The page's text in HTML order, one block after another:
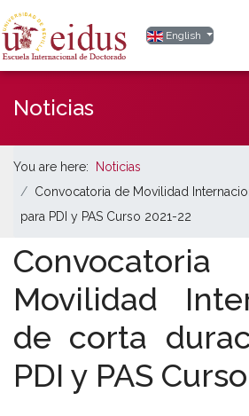
Select your
English
Noticias
You are here:
Noticias
Convocatoria de Movilidad
para PDI y PAS Curso 2021-22
Movilidad
de corta
PDI y PAS